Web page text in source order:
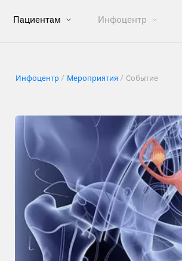
Пациентам Инфоцентр
Инфоцентр Мероприятия Событие